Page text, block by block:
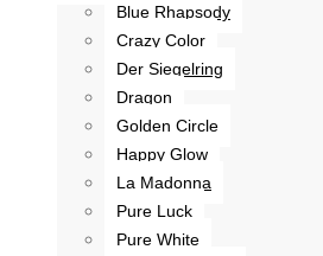
Blue Rhapsody
Crazy Color
Der Siegelring
Dragon
Golden Circle
Happy Glow
La Madonna
Pure Luck
Pure White